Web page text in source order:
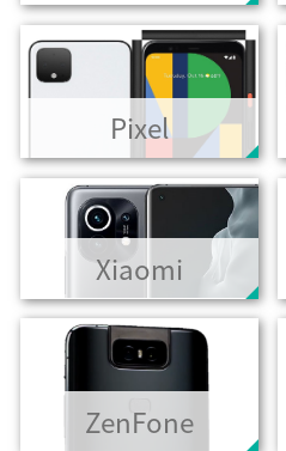
Pixel
Xiaomi
ZenFone